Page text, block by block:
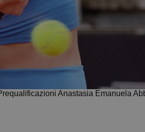
Anastasia Emanuela